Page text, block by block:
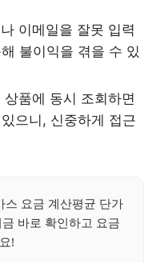
이메일을 잘못 입력
불이익을 겪을 수 있
상품에 동시 조회하면
으니, 신중하게 접근
스 요금 계산평균 단가
바로 확인하고 요금
!